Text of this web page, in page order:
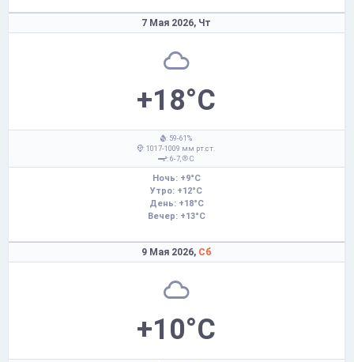
7 Мая 2026, Чт
+18°C
: 59-61%
: 1017-1009 мм рт.ст.
: 6-7,
С
Ночь: +9°C
Утро: +12°C
День: +18°C
Вечер: +13°C
9 Мая 2026, Сб
+10°C